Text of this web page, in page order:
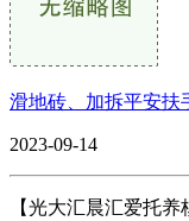
滑地砖、加拆平安扶
2023-09-14
【光大汇晨汇爱托